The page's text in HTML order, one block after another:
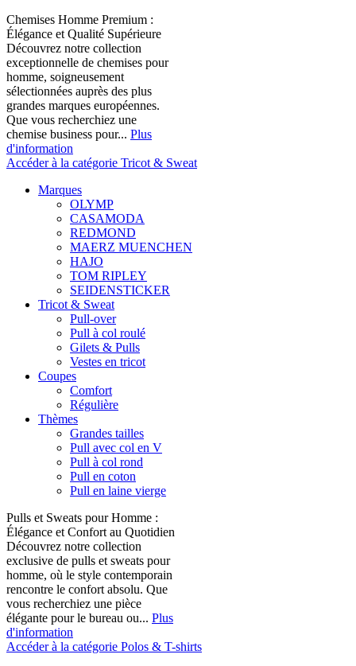
Chemises Homme Premium :
Élégance et Qualité Supérieure
Découvrez notre collection
exceptionnelle de chemises pour
homme, soigneusement
sélectionnées auprès des plus
grandes marques européennes.
Que vous recherchiez une
chemise business pour... Plus
d'information
Accéder à la catégorie Tricot & Sweat
Marques
OLYMP
CASAMODA
REDMOND
MAERZ MUENCHEN
HAJO
TOM RIPLEY
SEIDENSTICKER
Tricot & Sweat
Pull-over
Pull à col roulé
Gilets & Pulls
Vestes en tricot
Coupes
Comfort
Régulière
Thèmes
Grandes tailles
Pull avec col en V
Pull à col rond
Pull en coton
Pull en laine vierge
Pulls et Sweats pour Homme :
Élégance et Confort au Quotidien
Découvrez notre collection
exclusive de pulls et sweats pour
homme, où le style contemporain
rencontre le confort absolu. Que
vous recherchiez une pièce
élégante pour le bureau ou... Plus
d'information
Accéder à la catégorie Polos & T-shirts